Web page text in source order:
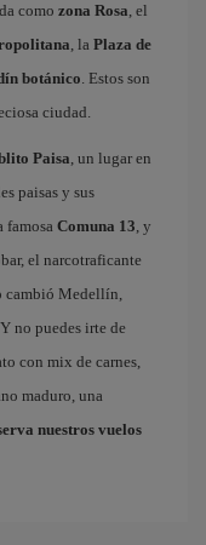
como zona Rosa, el
, la Plaza de
botánico. Estos son
ciudad.
Paisa, un lugar en
paisas y sus
famosaComuna 13, y
el narcotraficante
cambió Medellín,
no puedes irte de
con mix de carnes,
maduro, una
nuestros vuelos